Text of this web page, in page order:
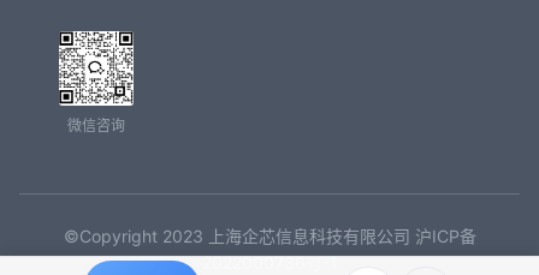
微信咨询
©Copyright 2023 上海企芯信息科技有限公司 沪ICP备
2022000736号-1